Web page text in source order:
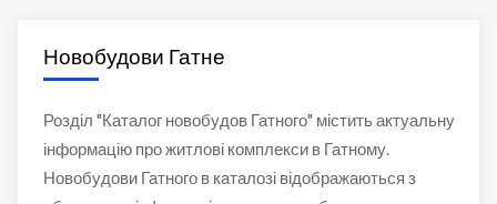
Новобудови Гатне
Розділ "Каталог новобудов Гатного" містить актуальну
інформацію про житлові комплекси в Гатному.
Новобудови Гатного в каталозі відображаються з